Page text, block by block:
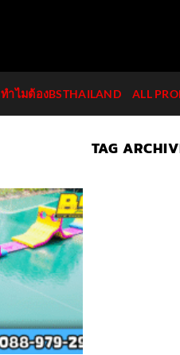
ทำไมต้องBSTHAILAND ALL
TAG